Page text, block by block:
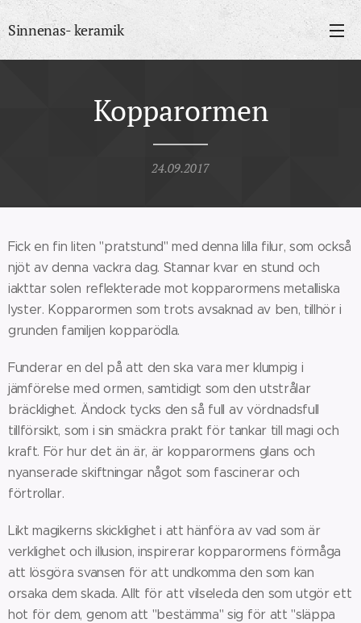
Sinnenas- keramik
Kopparormen
24.09.2017
Fick en fin liten "pratstund" med denna lilla filur, som också
njöt av denna vackra dag. Stannar kvar en stund och
iakttar solen reflekterade mot kopparormens metalliska
lyster. Kopparormen som trots avsaknad av ben, tillhör i
grunden familjen kopparödla.
Funderar en del på att den ska vara mer klumpig i
jämförelse med ormen, samtidigt som den utstrålar
bräcklighet. Ändock tycks den så full av vördnadsfull
tillförsikt, som i sin smäckra prakt för tankar till magi och
kraft. För hur det än är, är kopparormens glans och
nyanserade skiftningar något som fascinerar och
förtrollar.
Likt magikerns skicklighet i att hänföra av vad som är
verklighet och illusion, inspirerar kopparormens förmåga
att lösgöra svansen för att undkomma den som kan
orsaka dem skada. Allt för att vilseleda den som utgör ett
hot för dem, genom att "bestämma" sig för att "släppa